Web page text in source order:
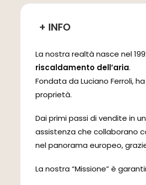
+ INFO
La nostra realtà nasce nel
riscaldamento dell’aria.
Fondata da Luciano Ferroli,
proprietà.
Dai primi passi di vendite in
assistenza che collaborano
nel panorama europeo,
La nostra “Missione” è